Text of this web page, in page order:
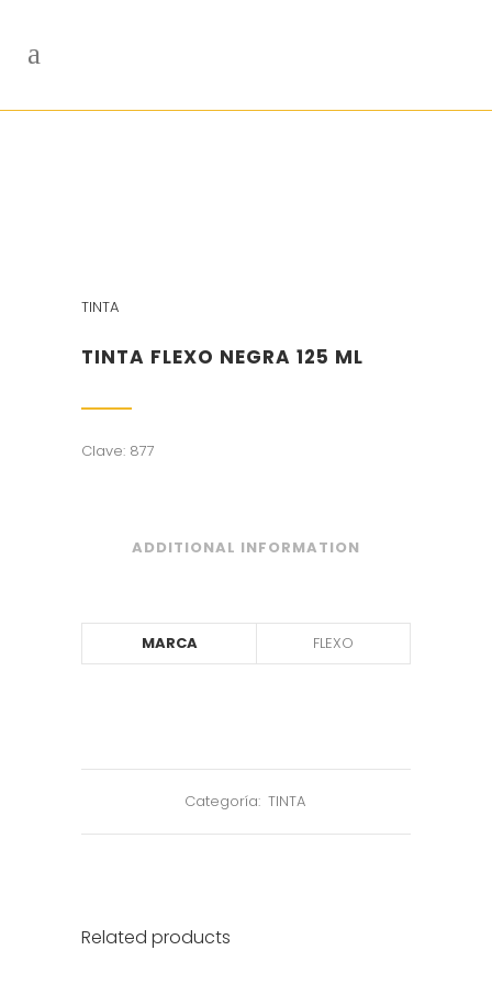
TINTA
TINTA FLEXO NEGRA 125 ML
Clave: 877
ADDITIONAL INFORMATION
MARCA FLEXO
Categoría: TINTA
Related products